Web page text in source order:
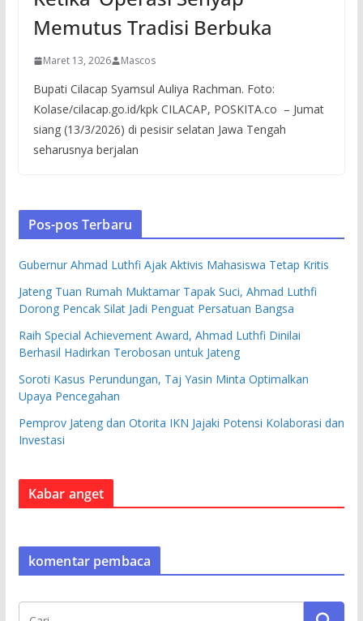
Memutus Tradisi Berbuka
Maret 13, 2026 Mascos
Bupati Cilacap Syamsul Auliya Rachman. Foto:
Kolase/cilacap.go.id/kpk CILACAP, POSKITA.co – Jumat
siang (13/3/2026) di pesisir selatan Jawa Tengah
seharusnya berjalan
Pos-pos Terbaru
Gubernur Ahmad Luthfi Ajak Aktivis Mahasiswa Tetap Kritis
Jateng Tuan Rumah Muktamar Tapak Suci, Ahmad Luthfi
Dorong Pencak Silat Jadi Penguat Persatuan Bangsa
Raih Special Achievement Award, Ahmad Luthfi Dinilai
Berhasil Hadirkan Terobosan untuk Jateng
Soroti Kasus Perundungan, Taj Yasin Minta Optimalkan
Upaya Pencegahan
Pemprov Jateng dan Otorita IKN Jajaki Potensi Kolaborasi dan
Investasi
Kabar anget
komentar pembaca